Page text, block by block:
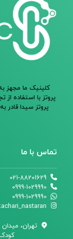
کلینیک ما مجهز
پروتز با استفاده
پروتز سیدا قادر
تماس با ما
021-88201629
0999-1029990
0999-1029990
تهران،‌
کودک، پلاک